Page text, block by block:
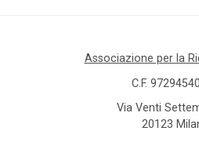
Associazione per la
C.F.
Via Venti
20123